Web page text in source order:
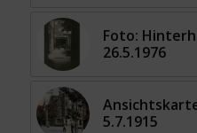
Foto:
26.5.1976
5.7.1915